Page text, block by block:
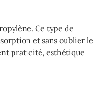
Ce type de
et sans oublier le
praticité, esthétique